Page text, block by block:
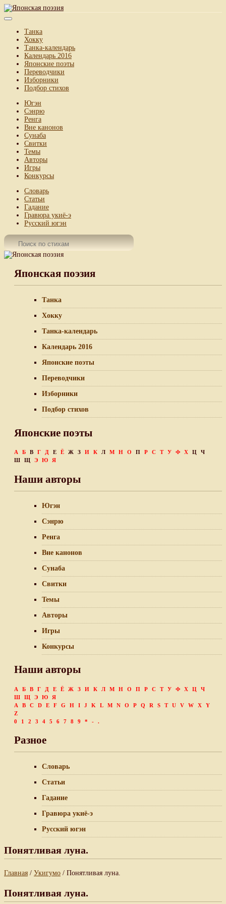
Танка
Хокку
Танка-календарь
Календарь 2016
Японские поэты
Переводчики
Изборники
Подбор стихов
Югэн
Сэнрю
Ренга
Вне канонов
Сунаба
Свитки
Темы
Авторы
Игры
Конкурсы
Словарь
Статьи
Гадание
Гравюра укиё-э
Русский югэн
Японская поэзия
Танка
Хокку
Танка-календарь
Календарь 2016
Японские поэты
Переводчики
Изборники
Подбор стихов
Японские поэты
А Б В Г Д Е Ё Ж З И К Л М Н О П Р С Т У Ф Х Ц
Ч
Ш
Щ Э Ю Я
Наши авторы
Югэн
Сэнрю
Ренга
Вне канонов
Сунаба
Свитки
Темы
Авторы
Игры
Конкурсы
Наши авторы
А Б В Г Д Е Ё Ж З И К Л М Н О П Р С Т У Ф Х Ц
Ч
Ш
Щ Э Ю
Я
A
B C D E F G H I J K L M N O P Q R S T U V W X
Y
Z
0
1 2 3 4 5 6 7 8 9 * - .
Разное
Словарь
Статьи
Гадание
Гравюра укиё-э
Русский югэн
Понятливая луна.
Главная / Укигумо / Понятливая луна.
Понятливая луна.